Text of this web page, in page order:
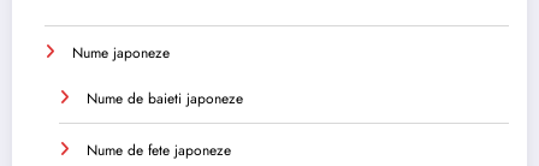
Nume japoneze
Nume de baieti japoneze
Nume de fete japoneze